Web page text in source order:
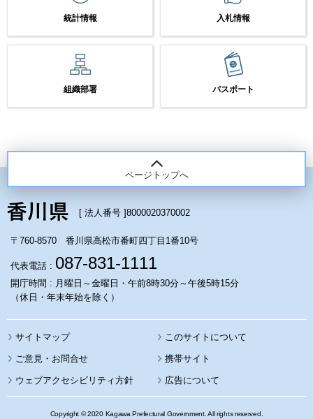
統計情報 入札情報
組織部署 パスポート
ページトップへ
[ 法人番号 ]8000020370002
〒760-8570 香川県高松市番町四丁目1番10号
代表電話 : 087-831-1111
開庁時間 : 月曜日～金曜日・午前8時30分～午後5時15分
（休日・年末年始を除く）
サイトマップ このサイトについて
携帯サイト
ウェブアクセシビリティ方針 広告について
Copyright © 2020 Kagawa Prefectural Government. All rights reserved.